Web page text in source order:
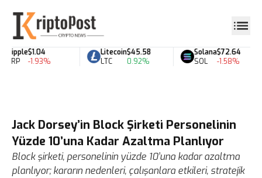
Ripple
XRP
$1.04
-1.93%
Litecoin
LTC
$45.58
0.92%
Solana
SOL
$72.64
-1.58%
Jack Dorsey’in Block Şirketi Personelinin
Yüzde 10’una Kadar Azaltma Planlıyor
Block şirketi, personelinin yüzde 10’una kadar azaltma
planlıyor; kararın nedenleri, çalışanlara etkileri, stratejik